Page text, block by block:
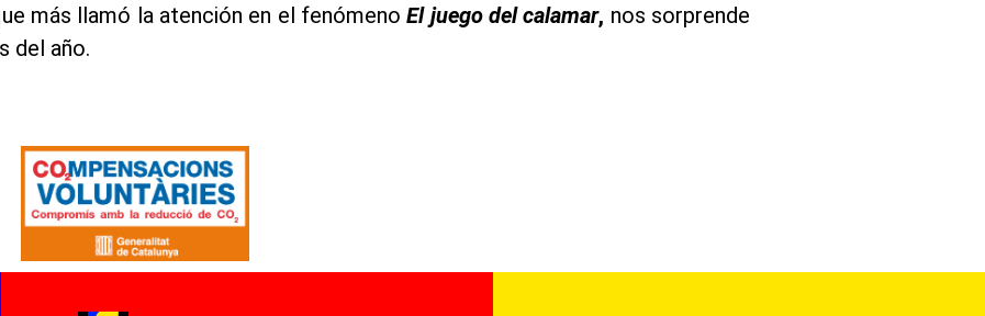
más llamó la atención en el fenómenoEl juego del calamar, nos sorprende
del año.